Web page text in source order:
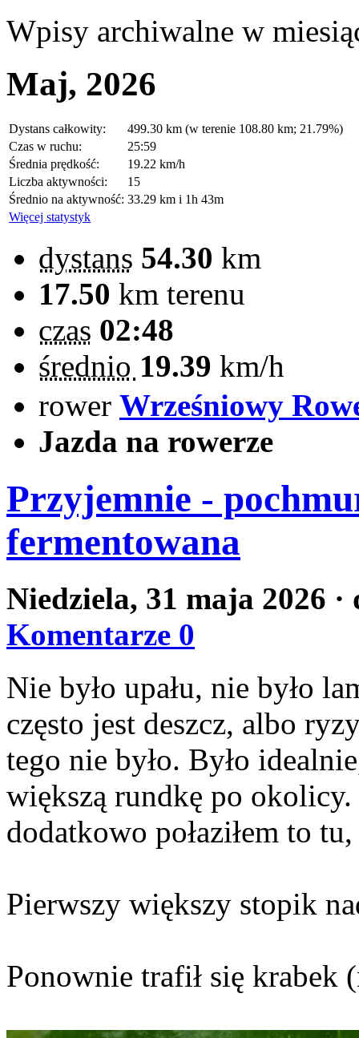
Wpisy archiwalne w
Maj, 2026
Dystans całkowity:
499.30 km (w terenie 108.80 km; 21.79%)
Czas w ruchu:
25:59
Średnia prędkość:
19.22 km/h
Liczba aktywności:
15
Średnio na aktywność: 33.29 km i 1h 43m
Więcej statystyk
dystans 54.30 km
17.50 km terenu
czas 02:48
średnio 19.39 km/h
rower Wrześniowy
Jazda na rowerze
Przyjemnie -
fermentowana
Niedziela, 31 maja 2026
Komentarze 0
Nie było upału, nie było
często jest deszcz, albo
tego nie było. Było
większą rundkę po
dodatkowo połaziłem to
Pierwszy większy stopik
Ponownie trafił się krabek